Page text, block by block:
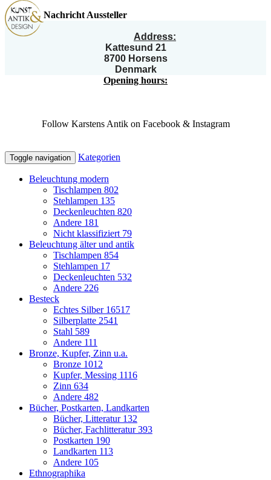
Nachricht Aussteller
Address:
Kattesund 21
8700 Horsens
Denmark
Opening hours:
Follow Karstens Antik on Facebook & Instagram
Toggle navigation Kategorien
Beleuchtung modern
Tischlampen 802
Stehlampen 135
Deckenleuchten 820
Andere 181
Nicht klassifiziert 79
Beleuchtung älter und antik
Tischlampen 854
Stehlampen 17
Deckenleuchten 532
Andere 226
Besteck
Echtes Silber 16517
Silberplatte 2541
Stahl 589
Andere 111
Bronze, Kupfer, Zinn u.a.
Bronze 1012
Kupfer, Messing 1116
Zinn 634
Andere 482
Bücher, Postkarten, Landkarten
Bücher, Litteratur 132
Bücher, Fachlitteratur393
Postkarten 190
Landkarten 113
Andere 105
Ethnographika